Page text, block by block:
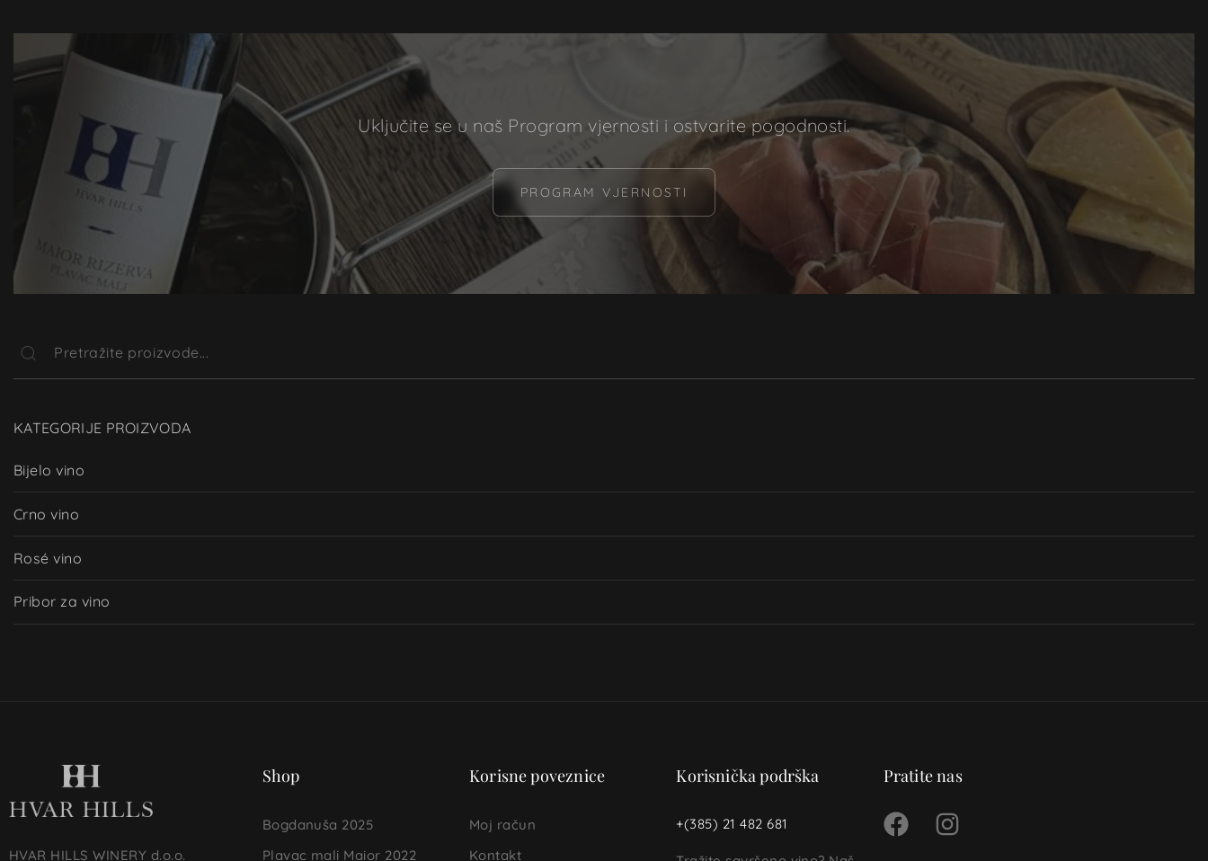
Uključite se u naš Program vjernosti i ostvarite pogodnosti.
PROGRAM VJERNOSTI
KATEGORIJE PROIZVODA
Bijelo vino
Crno vino
Rosé vino
Pribor za vino
HVAR HILLS WINERY d.o.o.
Shop
Bogdanuša 2025
Plavac mali Maior 2022
Korisne poveznice
Moj račun
Kontakt
Korisnička podrška
+(385) 21 482 681
Pratite nas